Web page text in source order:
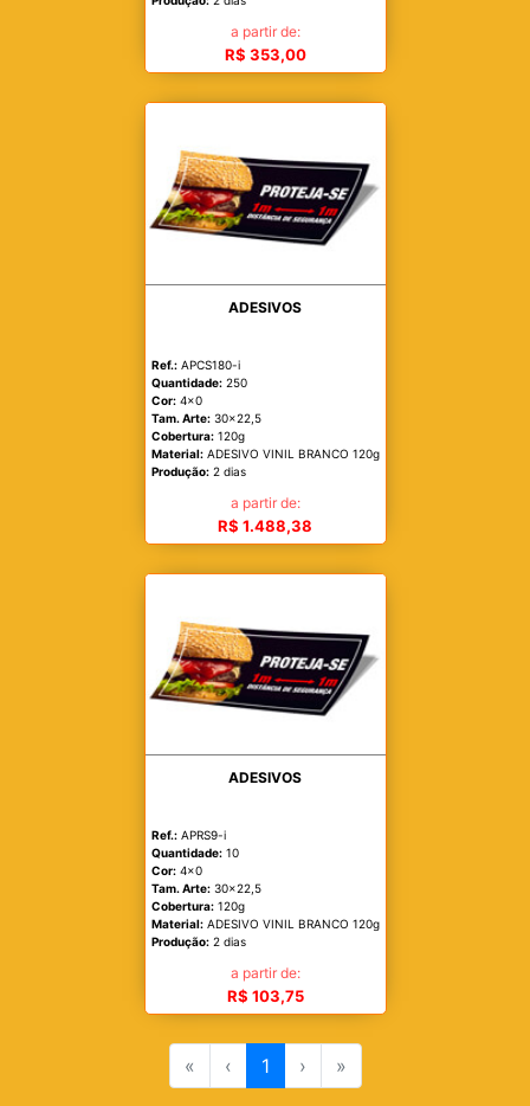
a partir de:
R$ 353,00
ADESIVOS
Ref.:APCS180-i
Quantidade: 250
Cor: 4x0
Tam. Arte:30x22,5
Cobertura:120g
Material:ADESIVO VINIL BRANCO 120g
Produção:2 dias
a partir de:
R$ 1.488,38
ADESIVOS
Ref.:APRS9-i
Quantidade: 10
Cor: 4x0
Tam. Arte:30x22,5
Cobertura:120g
Material:ADESIVO VINIL BRANCO 120g
Produção:2 dias
a partir de:
R$ 103,75
« ‹ 1 › »